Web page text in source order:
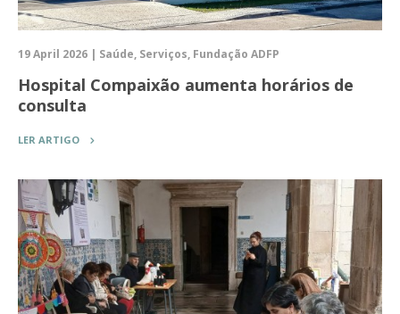
19 April 2026 | Saúde, Serviços, Fundação ADFP
Hospital Compaixão aumenta horários de
consulta
LER ARTIGO